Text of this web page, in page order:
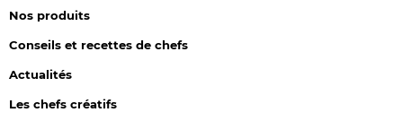
Nos produits
Conseils et recettes de chefs
Actualités
Les chefs créatifs